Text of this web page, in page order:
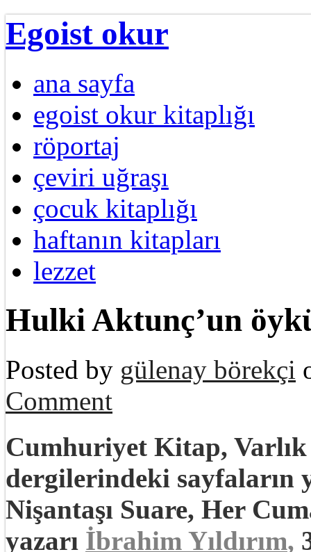
Egoist okur
ana sayfa
egoist okur kitaplığı
röportaj
çeviri uğraşı
çocuk kitaplığı
haftanın kitapları
lezzet
Hulki Aktunç’un
Posted by gülenay börekçi
Comment
Cumhuriyet Kitap,
dergilerindeki sayfaların
Nişantaşı Suare, Her
yazarı İbrahim Yıldırım,